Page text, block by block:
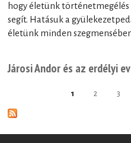
hogy életünk
segít. Hatásuk a
életünk minden
Járosi Andor és az erdélyi
1 2 3